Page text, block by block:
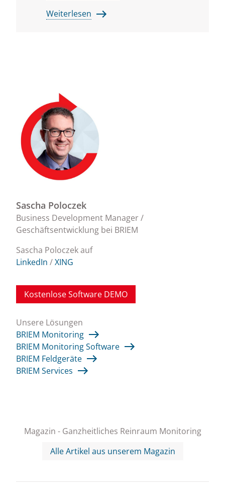
Weiterlesen
Sascha Poloczek
Business Development Manager /
Geschäftsentwicklung bei BRIEM
Sascha Poloczek auf
LinkedIn /XING
Kostenlose Software DEMO
Unsere Lösungen
BRIEM Monitoring
BRIEM Monitoring Software
BRIEM Feldgeräte
BRIEM Services
Magazin - Ganzheitliches Reinraum Monitoring
Alle Artikel aus unserem Magazin